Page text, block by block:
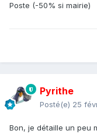
Poste (-50% si mairie)
Pyrithe
Posté(e) 25
Bon, je détaille un peu